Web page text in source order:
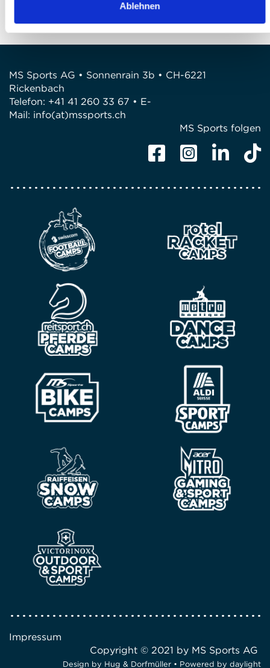
Ablehnen
info(at)mssports.ch
MS Sports AG • Sonnenrain 3b • CH-6221
Rickenbach
Telefon: +41 41 260 33 67 • E-
Mail: info(at)mssports.ch
MS Sports folgen
Impressum
Copyright © 2021 by MS Sports AG
Design by Hug & Dorfmüller • Powered by daylight